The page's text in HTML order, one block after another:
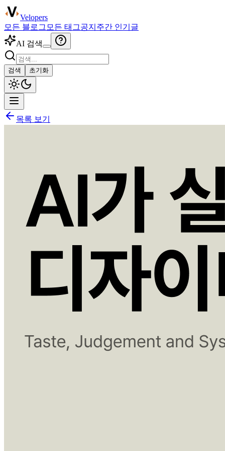
Velopers
모든 블로그 모든 태그공지 주간 인기글
AI 검색
검색 초기화
목록 보기